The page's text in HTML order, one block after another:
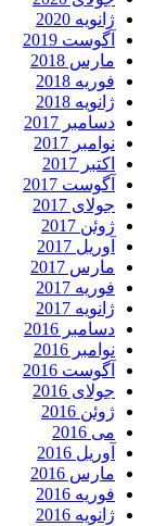
ژانویه 2020
آگوست 2019
مارس 2018
فوریه 2018
ژانویه 2018
دسامبر 2017
نوامبر 2017
اکتبر 2017
آگوست 2017
جولای 2017
ژوئن 2017
آوریل 2017
مارس 2017
فوریه 2017
ژانویه 2017
دسامبر 2016
نوامبر 2016
آگوست 2016
جولای 2016
ژوئن 2016
می 2016
آوریل 2016
مارس 2016
فوریه 2016
ژانویه 2016